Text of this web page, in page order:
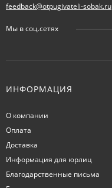
feedback@otpugivateli-sobak.ru
Мы в соц.сетях
ИНФОРМАЦИЯ
О компании
Оплата
Доставка
Информация для юрлиц
Благодарственные письма